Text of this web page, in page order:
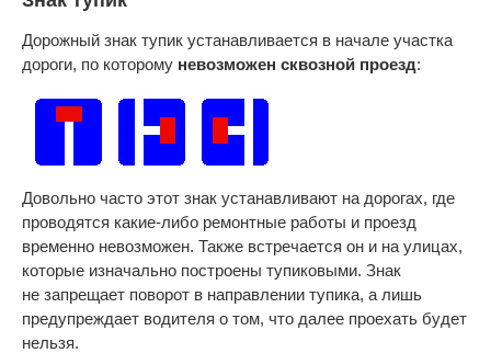
Дорожный знак тупик устанавливается в начале участка
дороги, по которому невозможен сквозной проезд:
Довольно часто этот знак устанавливают на дорогах, где
проводятся какие-либо ремонтные работы и проезд
временно невозможен. Также встречается он и на улицах,
которые изначально построены тупиковыми. Знак
не запрещает поворот в направлении тупика, а лишь
предупреждает водителя о том, что далее проехать будет
нельзя.